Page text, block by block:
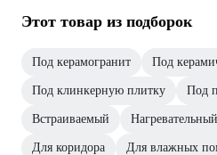
Этот товар из подборок
Под керамогранит Под
Под клинкерную плитку Под
Встраиваемый
Для коридора Для влажных